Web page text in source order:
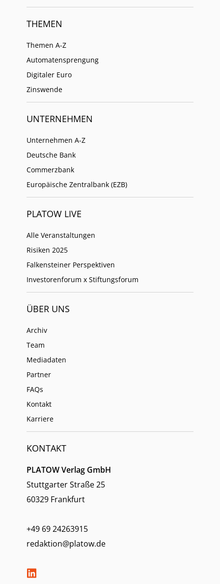
THEMEN
Themen A-Z
Automatensprengung
Digitaler Euro
Zinswende
UNTERNEHMEN
Unternehmen A-Z
Deutsche Bank
Commerzbank
Europäische Zentralbank (EZB)
PLATOW LIVE
Alle Veranstaltungen
Risiken 2025
Falkensteiner Perspektiven
Investorenforum x Stiftungsforum
ÜBER UNS
Archiv
Team
Mediadaten
Partner
FAQs
Kontakt
Karriere
KONTAKT
PLATOW Verlag GmbH
Stuttgarter Straße 25
60329 Frankfurt
+49 69 24263915
redaktion@platow.de